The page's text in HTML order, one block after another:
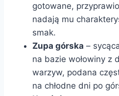
gotowane,
nadają mu
smak.
Zupa górska –
na bazie wołowiny z
warzyw, podana
na chłodne dni po